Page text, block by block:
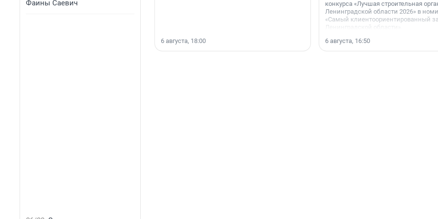
Фаины Саевич
6 августа, 18:00
конкурса «Лучшая строительная
Ленинградской области 2026» в
«Самый клиентоориентированный
Ленинградской области».
6 августа, 16:50